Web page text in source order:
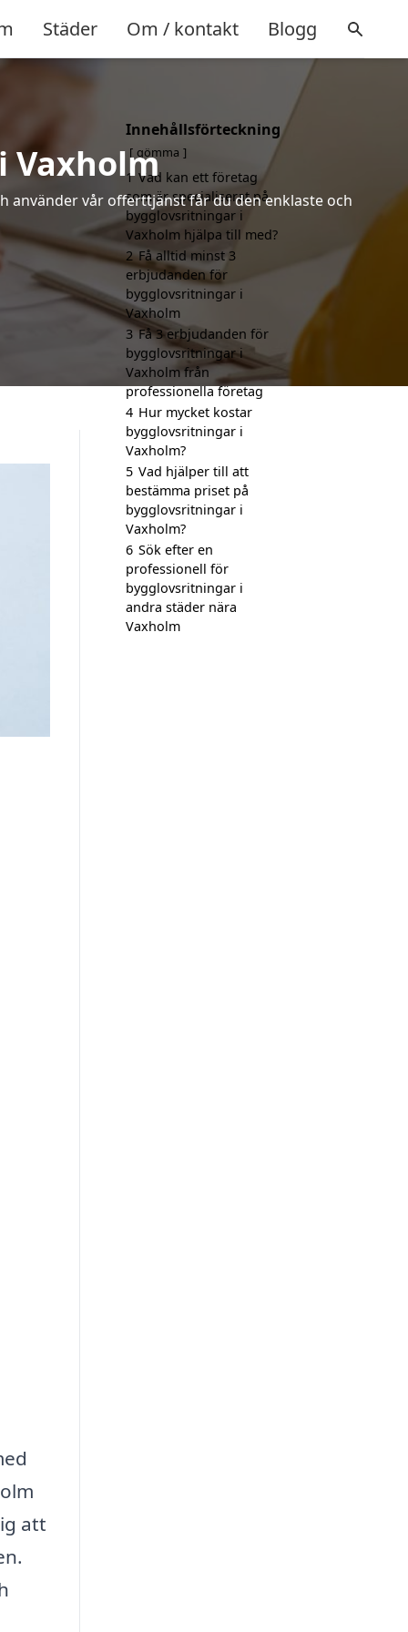
Städer Om / kontakt Blogg
Vaxholm
använder vår offerttjänst får du den enklaste och
att
Innehållsförteckning
gömma
1 Vad kan ett företag
som är specialiserat på
bygglovsritningar i
Vaxholm hjälpa till med?
2 Få alltid minst 3
erbjudanden för
bygglovsritningar i
Vaxholm
3 Få 3 erbjudanden för
bygglovsritningar i
Vaxholm från
professionella företag
4 Hur mycket kostar
bygglovsritningar i
Vaxholm?
5 Vad hjälper till att
bestämma priset på
bygglovsritningar i
Vaxholm?
6 Sök efter en
professionell för
bygglovsritningar i
andra städer nära
Vaxholm